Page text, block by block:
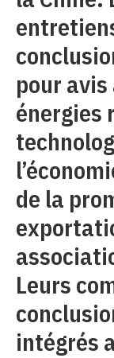
pour
énergies
de la
Leurs
intégrés